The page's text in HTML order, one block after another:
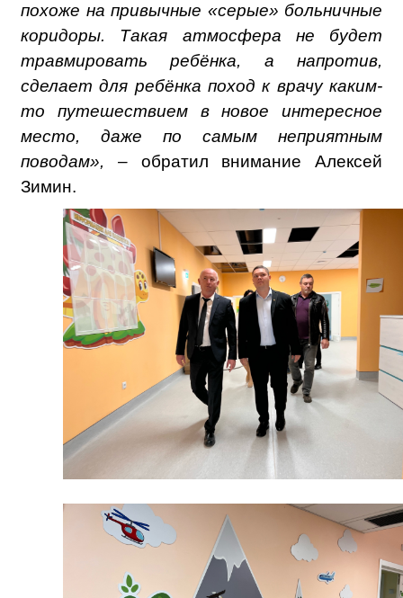
похоже на привычные «серые» больничные
коридоры. Такая атмосфера не будет
травмировать ребёнка, а напротив,
сделает для ребёнка поход к врачу каким-
то путешествием в новое интересное
место, даже по самым неприятным
поводам», –обратил внимание Алексей
Зимин.